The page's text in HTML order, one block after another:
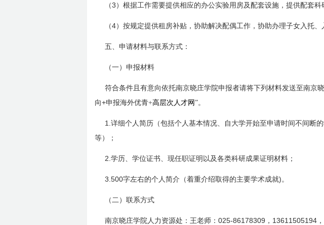
（3 ）根据工作需要提供相应的办公实验用房及配套设施，提供配套
（4）按规定提供租房补贴，协助解决配偶工作，协助办理子女入托、
五、申请材料与联系方式：
（一）申报材料
符合条件且有意向依托南京晓庄学院申报者请将下列材料发送至南京
向+申报海外优青+高层次人才网”。
1. 详细个人简历（包括个人基本情况、自大学开始至申请时间不间断
等）；
2. 学历、学位证书、现任职证明以及各类科研成果证明材料；
3.500字左右的个人简介（着重介绍取得的主要学术成就) 。
（二）联系方式
南京晓庄学院人力资源处： 王老师： 025-86178309 ， 13611505194 ，